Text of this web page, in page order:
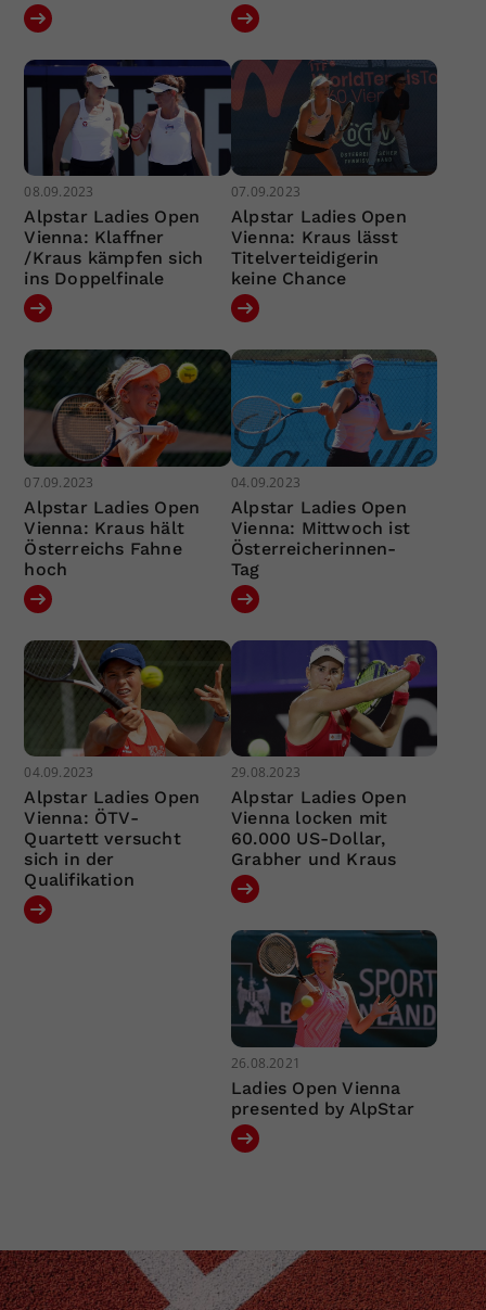
08.09.2023
Alpstar Ladies Open
Vienna: Klaffner
/Kraus kämpfen sich
ins Doppelfinale
07.09.2023
Alpstar Ladies Open
Vienna: Kraus lässt
Titelverteidigerin
keine Chance
07.09.2023
Alpstar Ladies Open
Vienna: Kraus hält
Österreichs Fahne
hoch
04.09.2023
Alpstar Ladies Open
Vienna: Mittwoch ist
Österreicherinnen-
Tag
04.09.2023
Alpstar Ladies Open
Vienna: ÖTV-
Quartett versucht
sich in der
Qualifikation
29.08.2023
Alpstar Ladies Open
Vienna locken mit
60.000 US-Dollar,
Grabher und Kraus
26.08.2021
Ladies Open Vienna
presented by AlpStar